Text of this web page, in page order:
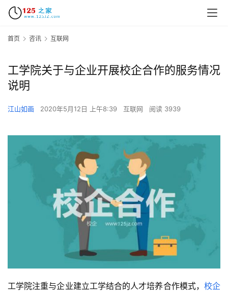
首页 咨讯 互联网
工学院关于与企业开展校企合作的服务情况
说明
江山如画 2020年5月12日 上午8:39 互联网 阅读 3939
工学院注重与企业建立工学结合的人才培养合作模式， 校企